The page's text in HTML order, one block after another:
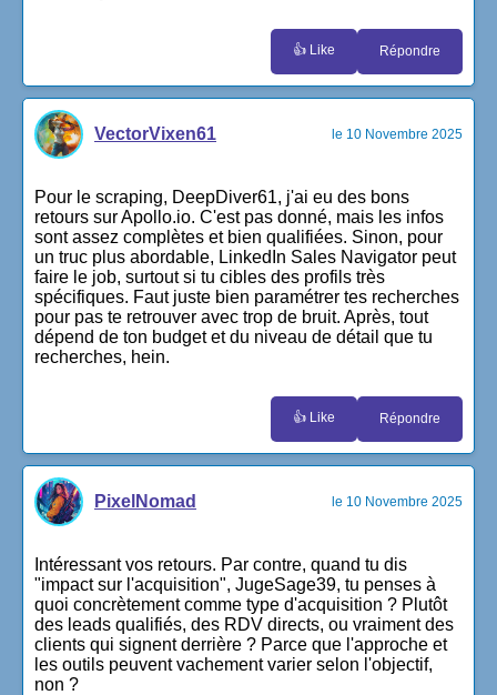
👍 Like Répondre
VectorVixen61 le 10 Novembre 2025
Pour le scraping, DeepDiver61, j'ai eu des bons
retours sur Apollo.io. C'est pas donné, mais les infos
sont assez complètes et bien qualifiées. Sinon, pour
un truc plus abordable, LinkedIn Sales Navigator peut
faire le job, surtout si tu cibles des profils très
spécifiques. Faut juste bien paramétrer tes recherches
pour pas te retrouver avec trop de bruit. Après, tout
dépend de ton budget et du niveau de détail que tu
recherches, hein.
👍 Like Répondre
PixelNomad le 10 Novembre 2025
Intéressant vos retours. Par contre, quand tu dis
"impact sur l'acquisition", JugeSage39, tu penses à
quoi concrètement comme type d'acquisition ? Plutôt
des leads qualifiés, des RDV directs, ou vraiment des
clients qui signent derrière ? Parce que l'approche et
les outils peuvent vachement varier selon l'objectif,
non ?